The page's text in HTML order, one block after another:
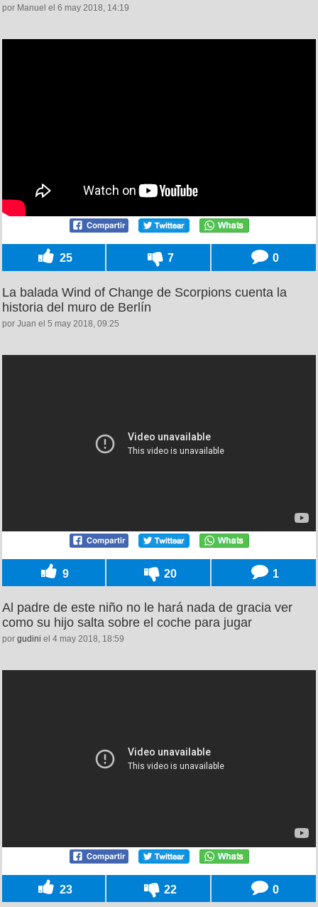
por Manuel el 6 may 2018, 14:19
25 7 0
La balada Wind of Change de Scorpions cuenta la
historia del muro de Berlín
por Juan el 5 may 2018, 09:25
9 20 1
Al padre de este niño no le hará nada de gracia ver
como su hijo salta sobre el coche para jugar
por gudini el 4 may 2018, 18:59
23 22 0